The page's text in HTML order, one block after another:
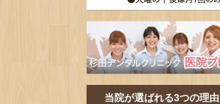
当院が選ばれる3つの理由